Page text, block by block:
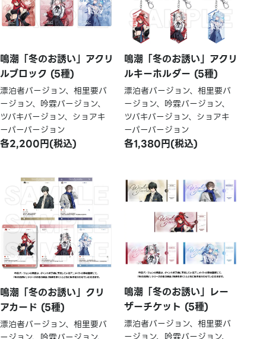
鳴潮「冬のお誘い」アクリ
ルブロック (5種)
漂泊者バージョン、相里要バ
ージョン、吟霖バージョン、
ツバキバージョン、ショアキ
ーパーバージョン
各2,200円(税込)
鳴潮「冬のお誘い」アクリ
ルキーホルダー (5種)
漂泊者バージョン、相里要バ
ージョン、吟霖バージョン、
ツバキバージョン、ショアキ
ーパーバージョン
各1,380円(税込)
鳴潮「冬のお誘い」クリ
アカード (5種)
漂泊者バージョン、相里要バ
鳴潮「冬のお誘い」レー
ザーチケット (5種)
漂泊者バージョン、相里要バ